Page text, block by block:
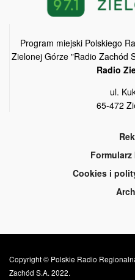
Program miejski Polskiego
Zielonej Górze "Radio Zachód
Radio
ul.
65-472
Cookies i
Copyright © Polskie Radio
Zachód S.A. 2022.